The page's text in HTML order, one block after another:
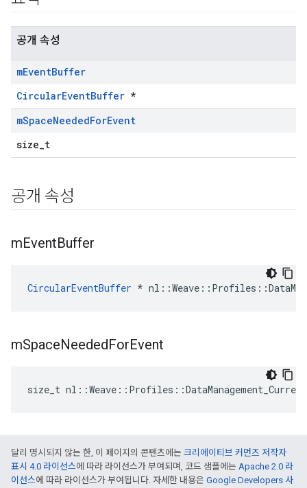
공개 속성
mEventBuffer
CircularEventBuffer *
mSpaceNeededForEvent
size_t
공개 속성
mEventBuffer
CircularEventBuffer *
mSpaceNeededForEvent
size_t
달리 명시되지 않는 한, 이 페이지의 콘텐츠에는 크리에이티브 커먼즈 저작자
표시 4.0 라이선스에 따라 라이선스가 부여되며, 코드 샘플에는 Apache 2.0 라
이선스에 따라 라이선스가 부여됩니다. 자세한 내용은 Google Developers 사